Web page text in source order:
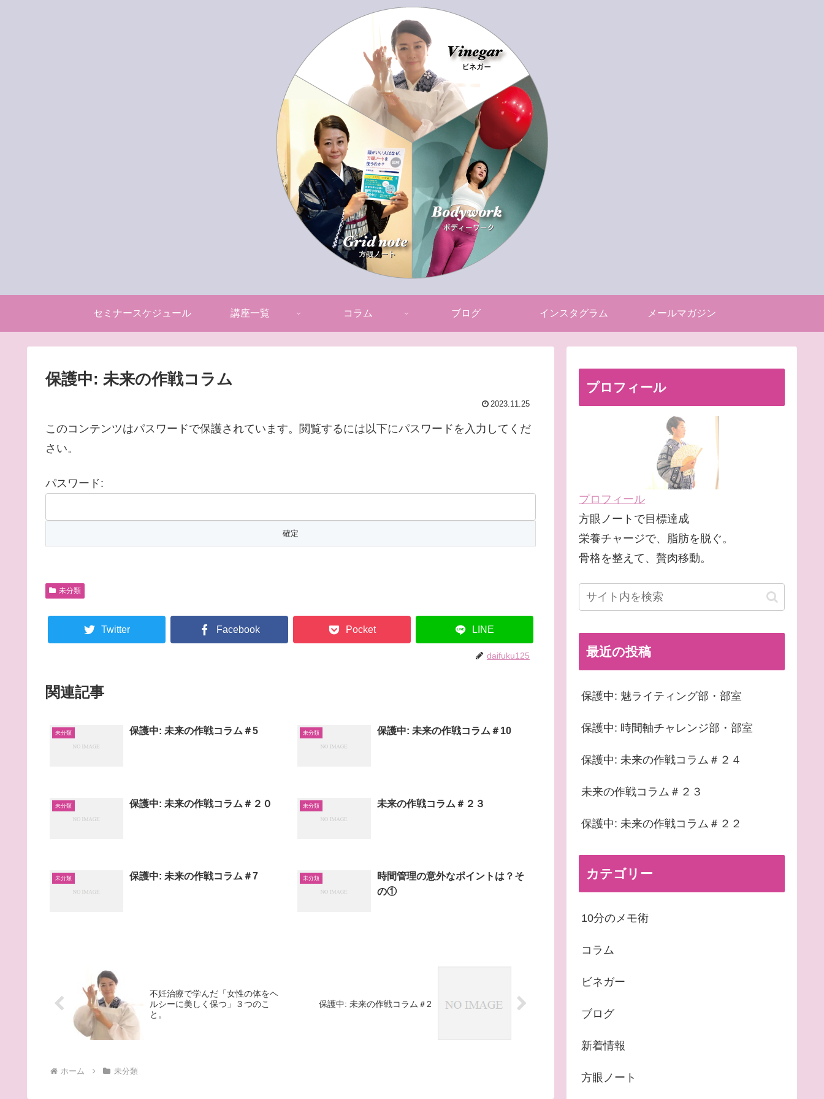
セミナースケジュール 講座一覧 コラム ブログ インスタグラム メールマガジン
保護中: 未来の作戦コラム
2023.11.25
このコンテンツはパスワードで保護されています。閲覧するには以下にパスワードを入力してくだ
さい。
パスワード:
未分類
Twitter Facebook Pocket LINE
daifuku125
関連記事
未分類 保護中: 未来の作戦コラム＃5 未分類 保護中: 未来の作戦コラム＃10
未分類 保護中: 未来の作戦コラム＃２０ 未分類 未来の作戦コラム＃２３
未分類 保護中: 未来の作戦コラム＃7 未分類
時間管理の意外なポイントは？そ
の①
不妊治療で学んだ「女性の体をヘ
ルシーに美しく保つ」３つのこ
と。
保護中: 未来の作戦コラム＃2
ホーム 未分類
プロフィール
プロフィール
方眼ノートで目標達成
栄養チャージで、脂肪を脱ぐ。
骨格を整えて、贅肉移動。
最近の投稿
保護中: 魅ライティング部・部室
保護中: 時間軸チャレンジ部・部室
保護中: 未来の作戦コラム＃２４
未来の作戦コラム＃２３
保護中: 未来の作戦コラム＃２２
カテゴリー
10分のメモ術
コラム
ビネガー
ブログ
新着情報
方眼ノート